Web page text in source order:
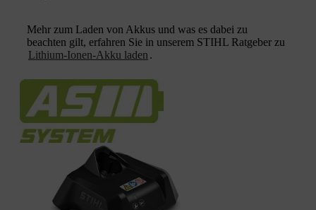
Mehr zum Laden von Akkus und was es dabei zu
beachten gilt, erfahren Sie in unserem STIHL Ratgeber zu
Lithium-Ionen-Akku laden .